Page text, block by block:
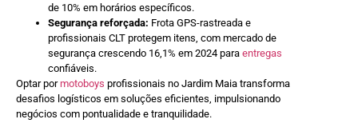
de 10% em horários específicos.
Segurança reforçada: Frota GPS-rastreada e
profissionais CLT protegem itens, com mercado de
segurança crescendo 16,1% em 2024 para entregas
confiáveis.
Optar pormotoboys profissionais no Jardim Maia transforma
desafios logísticos em soluções eficientes, impulsionando
negócios com pontualidade e tranquilidade.